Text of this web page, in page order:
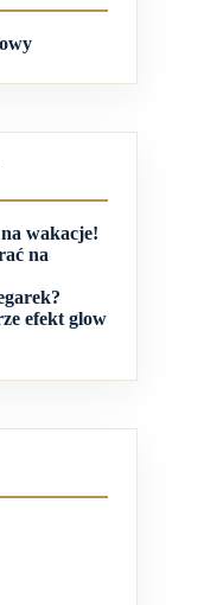
wakacje!
na
efekt glow